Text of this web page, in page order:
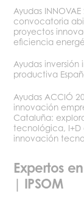
Expertos
| IPSOM
Ayudas INNOVAE
convocatoria
proyectos
eficiencia
Ayudas inversión
productiva
Ayudas ACCIÓ
innovación
Cataluña:
tecnológica, I+D
innovación